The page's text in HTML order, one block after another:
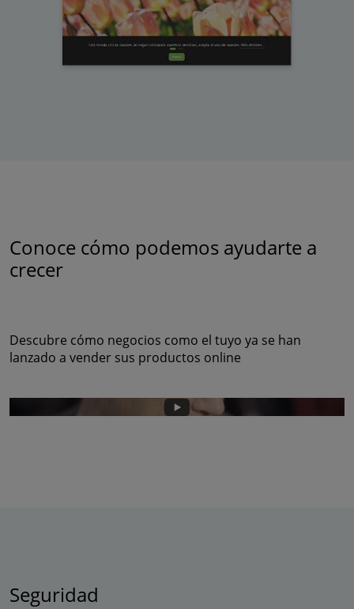
Conoce cómo podemos ayudarte a
crecer
Descubre cómo negocios como el tuyo ya se han
lanzado a vender sus productos online
Seguridad